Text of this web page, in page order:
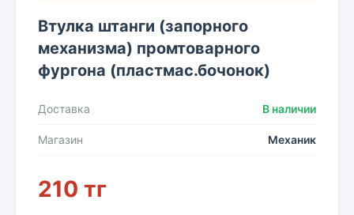
Втулка штанги (запорного
механизма) промтоварного
фургона (пластмас.бочонок)
Доставка В наличии
Магазин Механик
210 тг